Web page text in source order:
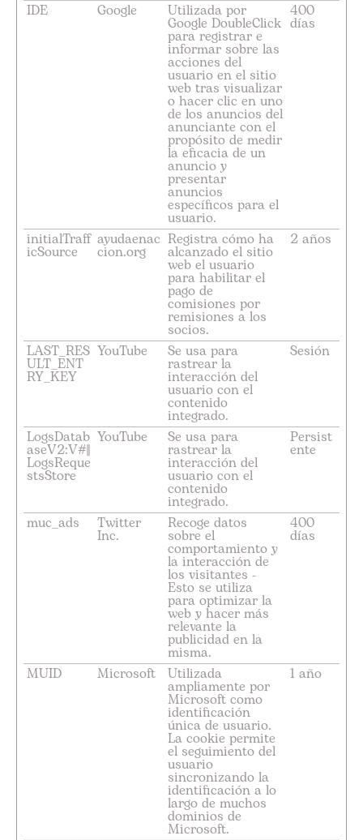
IDE Google Utilizada por
Google DoubleClick
para registrar e
informar sobre las
acciones del
usuario en el sitio
web tras visualizar
o hacer clic en uno
de los anuncios del
anunciante con el
propósito de medir
la eficacia de un
anuncio y
presentar
anuncios
específicos para el
usuario.
400
días
initialTraff
icSource
ayudaenac
cion.org
Registra cómo ha
alcanzado el sitio
web el usuario
para habilitar el
pago de
comisiones por
remisiones a los
socios.
2 años
LAST_RES
ULT_ENT
RY_KEY
YouTube Se usa para
rastrear la
interacción del
usuario con el
contenido
integrado.
Sesión
LogsDatab
aseV2:V#||
LogsReque
stsStore
YouTube Se usa para
rastrear la
interacción del
usuario con el
contenido
integrado.
Persist
ente
muc_ads Twitter
Inc.
Recoge datos
sobre el
comportamiento y
la interacción de
los visitantes -
Esto se utiliza
para optimizar la
web y hacer más
relevante la
publicidad en la
misma.
400
días
MUID Microsoft Utilizada
ampliamente por
Microsoft como
identificación
única de usuario.
La cookie permite
el seguimiento del
usuario
sincronizando la
identificación a lo
largo de muchos
dominios de
Microsoft.
1 año